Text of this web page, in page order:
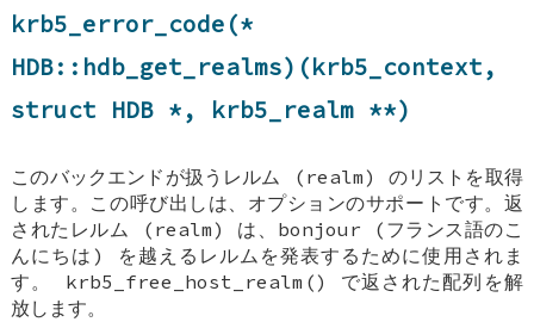
krb5_error_code(*
HDB::hdb_get_realms)(krb5_context,
struct HDB *, krb5_realm **)
このバックエンドが扱うレルム (realm) のリストを取得
します。この呼び出しは、オプションのサポートです。返
されたレルム (realm) は、bonjour (フランス語のこ
んにちは) を越えるレルムを発表するために使用されま
す。 krb5_free_host_realm() で返された配列を解
放します。